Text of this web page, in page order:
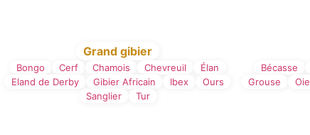
Grand gibier
Bongo Cerf Chamois Chevreuil
Élan
Eland de Derby
Gibier Africain Ibex
Ours
Sanglier
Tur
Bécasse
Grouse
Oie